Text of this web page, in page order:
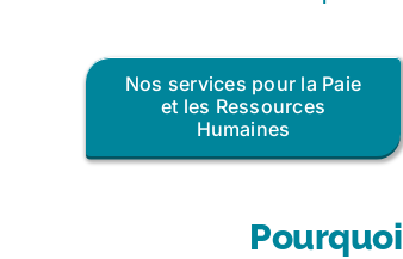
Nos services pour la Paie
et les Ressources
Humaines